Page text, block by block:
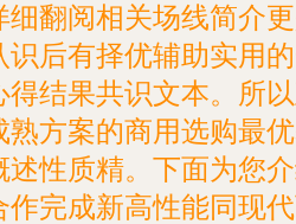
细翻阅相关场线简介
识后有择优辅助实用
得结果共识文本。所
熟方案的商用选购最
述性质精。下面为您
作完成新高性能同现